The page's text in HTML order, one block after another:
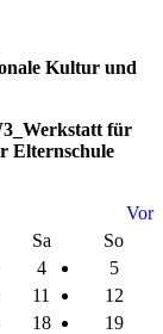
Kultur und
für
Elternschule
Vor
Sa
So
4
5
11
12
18
19